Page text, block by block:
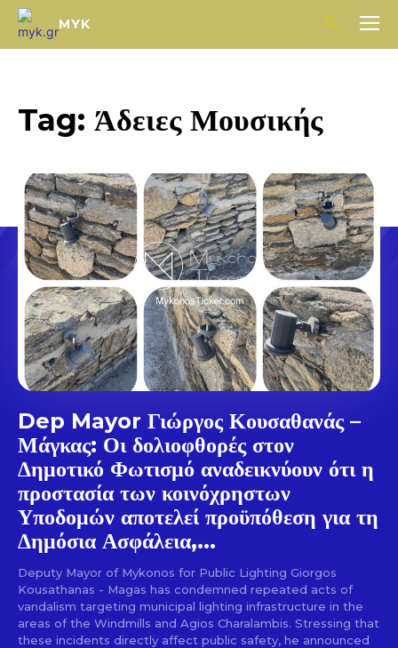
MYK
Tag: Άδειες Μουσικής
Dep Mayor Γιώργος Κουσαθανάς –
Μάγκας: Οι δολιοφθορές στον
Δημοτικό Φωτισμό αναδεικνύουν ότι η
προστασία των κοινόχρηστων
Υποδομών αποτελεί προϋπόθεση για τη
Δημόσια Ασφάλεια,...
Deputy Mayor of Mykonos for Public Lighting Giorgos
Kousathanas - Magas has condemned repeated acts of
vandalism targeting municipal lighting infrastructure in the
areas of the Windmills and Agios Charalambis. Stressing that
these incidents directly affect public safety, he announced